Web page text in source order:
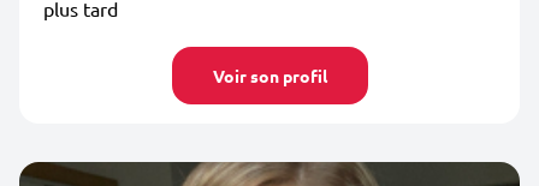
plus tard
Voir son profil